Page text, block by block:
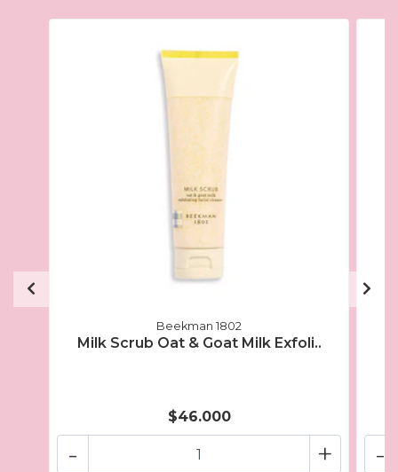
Beekman 1802
Milk Scrub Oat & Goat Milk Exfoli..
$46.000
+
- -